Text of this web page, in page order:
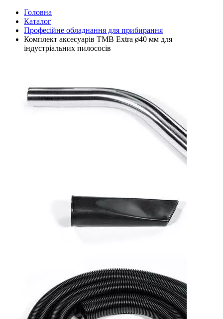
Головна
Каталог
Професійне обладнання для прибирання
Комплект аксесуарів TMB Extra ø40 мм для
індустріальних пилососів